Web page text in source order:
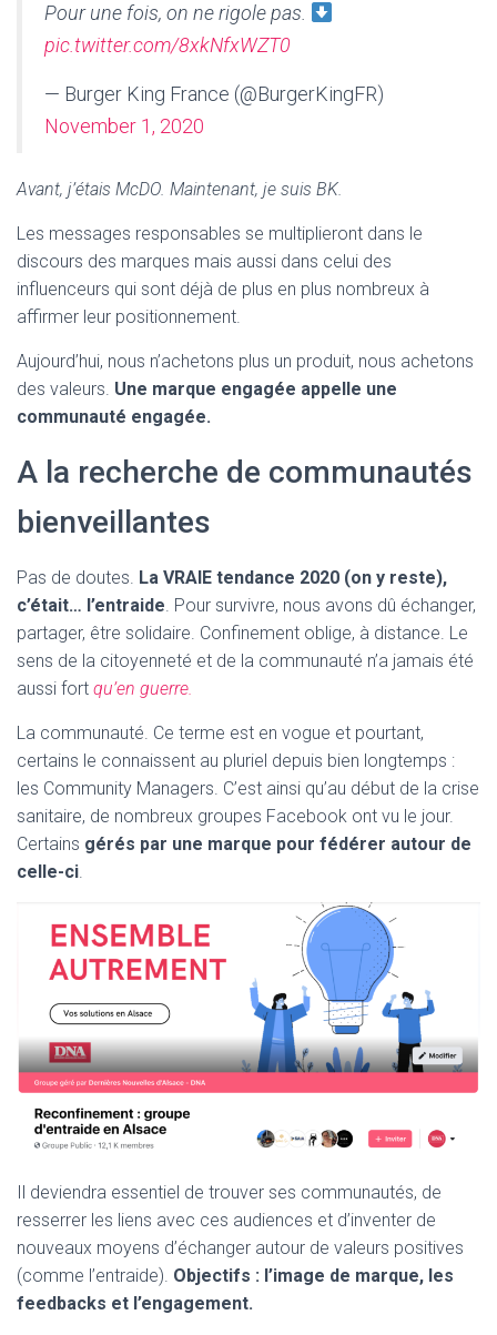
Pour une fois, on ne rigole pas.
pic.twitter.com/8xkNfxWZT0
— Burger King France (@BurgerKingFR)
November 1, 2020
Avant, j’étais McDO. Maintenant, je suis BK.
Les messages responsables se multiplieront dans le
discours des marques mais aussi dans celui des
influenceurs qui sont déjà de plus en plus nombreux à
affirmer leur positionnement.
Aujourd’hui, nous n’achetons plus un produit, nous achetons
des valeurs. Une marque engagée appelle une
communauté engagée.
A la recherche de communautés
bienveillantes
Pas de doutes. La VRAIE tendance 2020 (on y reste),
c’était… l’entraide. Pour survivre, nous avons dû échanger,
partager, être solidaire. Confinement oblige, à distance. Le
sens de la citoyenneté et de la communauté n’a jamais été
aussi fort qu’en guerre.
La communauté. Ce terme est en vogue et pourtant,
certains le connaissent au pluriel depuis bien longtemps :
les Community Managers. C’est ainsi qu’au début de la crise
sanitaire, de nombreux groupes Facebook ont vu le jour.
Certains gérés par une marque pour fédérer autour de
celle-ci.
Il deviendra essentiel de trouver ses communautés, de
resserrer les liens avec ces audiences et d’inventer de
nouveaux moyens d’échanger autour de valeurs positives
(comme l’entraide). Objectifs : l’image de marque, les
feedbacks et l’engagement.